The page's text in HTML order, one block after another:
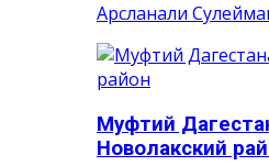
Арсланали
Муфтий
Новолакский